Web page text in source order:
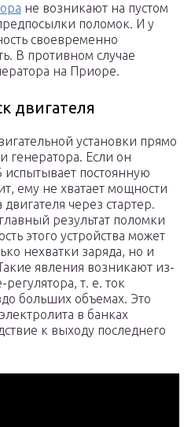
не возникают на пустом
поломок. И у
своевременно
В противном случае
на Приоре.
двигателя
установки прямо
генератора. Если он
испытывает постоянную
ему не хватает мощности
через стартер.
результат поломки
этого устройства может
нехватки заряда, но и
явления возникают из-
т. е. ток
больших объемах. Это
в банках
к выходу последнего